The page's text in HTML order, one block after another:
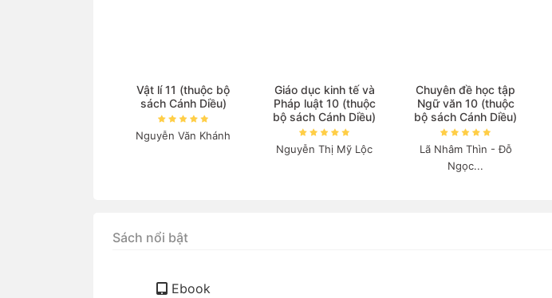
Vật lí 11 (thuộc bộ
sách Cánh Diều)
Nguyễn Văn Khánh
Giáo dục kinh tế và
Pháp luật 10 (thuộc
bộ sách Cánh Diều)
Nguyễn Thị Mỹ Lộc
Chuyên đề học tập
Ngữ văn 10 (thuộc
bộ sách Cánh Diều)
Lã Nhâm Thìn - Đỗ
Ngọc...
Sách nổi bật
Ebook